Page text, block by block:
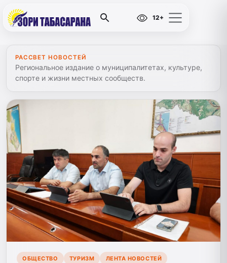
12+
РАССВЕТ НОВОСТЕЙ
Региональное издание о муниципалитетах, культуре,
спорте и жизни местных сообществ.
ОБЩЕСТВО ТУРИЗМ ЛЕНТА НОВОСТЕЙ